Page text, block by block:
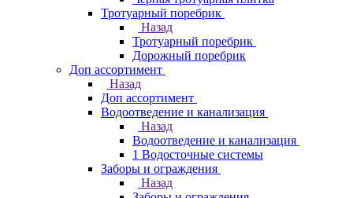
Тротуарный поребрик
Назад
Тротуарный поребрик
Дорожный поребрик
Доп ассортимент
Назад
Доп ассортимент
Водоотведение и канализация
Назад
Водоотведение и канализация
1 Водосточные системы
Заборы и ограждения
Назад